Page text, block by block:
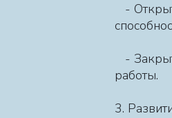
-
-
работы.
3.